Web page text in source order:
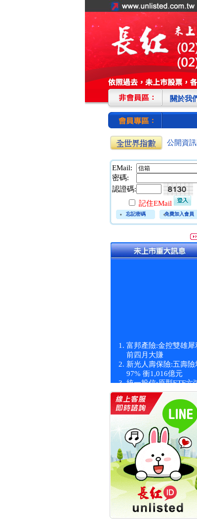
關於我
公開資
EMail:
密碼:
認證碼:
記住EMail
忘記密碼 免費加入會員
前四月大賺
新光人壽保險:五壽險
97% 衝1,016億元
統一投信:原型ETF六強
漲逾九成
統一投信:主動式ETF
價 被盯上
新光人壽保險:新壽Q1
價金將達996億
宇辰系統科技:宇辰業
創新高 啟動興櫃轉上
計畫
明緯企業:明緯永續科
競賽 以電源驅動善的
量
秀育企業:秀育SHO-U
能系統 獲國內首張
認證
聯博投信:聯博00404A